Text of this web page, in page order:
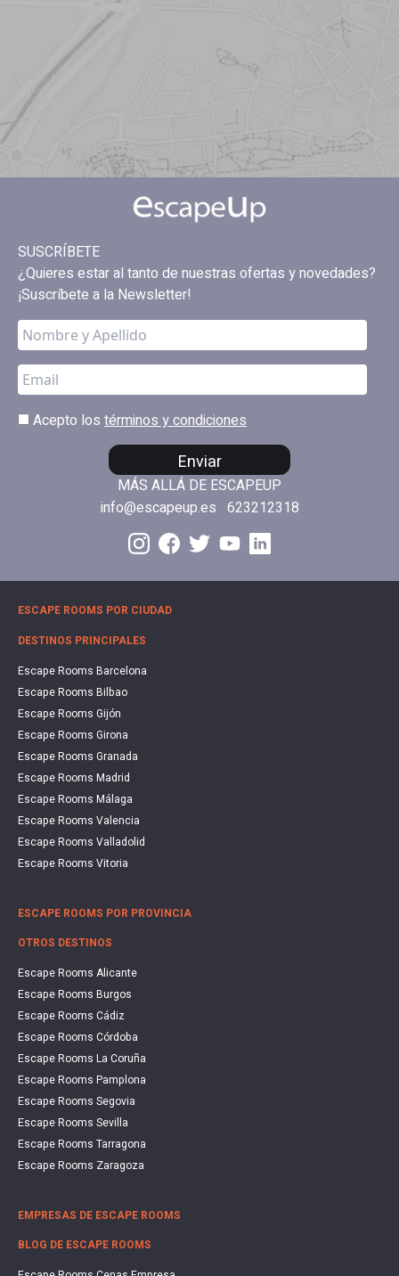
SUSCRÍBETE
¿Quieres estar al tanto de nuestras ofertas y novedades?
¡Suscríbete a la Newsletter!
Acepto los términos y condiciones
Enviar
MÁS ALLÁ DE ESCAPEUP
info@escapeup.es 623212318
ESCAPE ROOMS POR CIUDAD
DESTINOS PRINCIPALES
Escape Rooms Barcelona
Escape Rooms Bilbao
Escape Rooms Gijón
Escape Rooms Girona
Escape Rooms Granada
Escape Rooms Madrid
Escape Rooms Málaga
Escape Rooms Valencia
Escape Rooms Valladolid
Escape Rooms Vitoria
ESCAPE ROOMS POR PROVINCIA
OTROS DESTINOS
Escape Rooms Alicante
Escape Rooms Burgos
Escape Rooms Cádiz
Escape Rooms Córdoba
Escape Rooms La Coruña
Escape Rooms Pamplona
Escape Rooms Segovia
Escape Rooms Sevilla
Escape Rooms Tarragona
Escape Rooms Zaragoza
EMPRESAS DE ESCAPE ROOMS
BLOG DE ESCAPE ROOMS